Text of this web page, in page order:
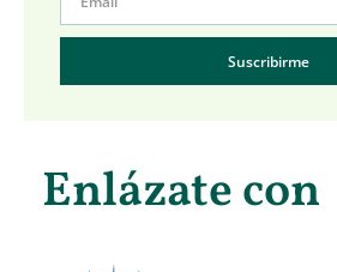
Suscribirme
Enlázate con